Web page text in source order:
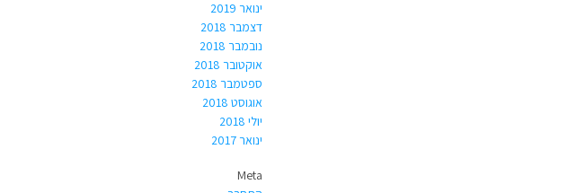
ינואר 2019
דצמבר 2018
נובמבר 2018
אוקטובר 2018
ספטמבר 2018
אוגוסט 2018
יולי 2018
ינואר 2017
Meta